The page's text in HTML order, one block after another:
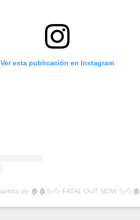
Ver esta publicación en Instagram